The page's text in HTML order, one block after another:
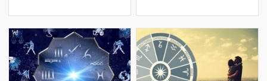
12-ci yer Əqrəb. Çox gözəl, ço
şey var: yaxınınızla heç cür dil tap